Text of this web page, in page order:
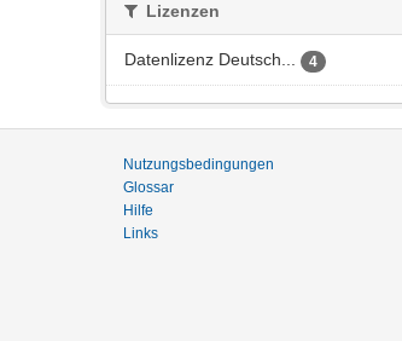
Lizenzen
Datenlizenz Deutsch... 4
Nutzungsbedingungen
Glossar
Hilfe
Links